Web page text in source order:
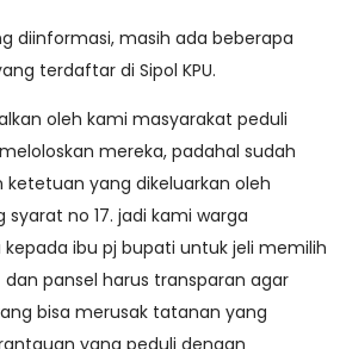
diinformasi, masih ada beberapa
terdaftar di Sipol KPU.
oleh kami masyarakat peduli
mereka, padahal sudah
yang dikeluarkan oleh
no 17. jadi kami warga
ibu pj bupati untuk jeli memilih
pansel harus transparan agar
bisa merusak tatanan yang
yang peduli dengan